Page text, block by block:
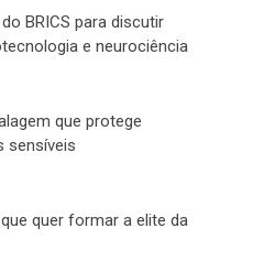
BRICS para discutir
e neurociência
que protege
sensíveis
quer formar a elite da